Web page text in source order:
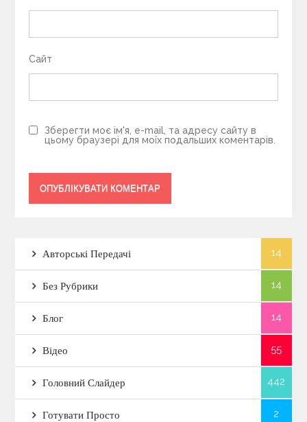
Сайт
Зберегти моє ім'я, e-mail, та адресу сайту в
цьому браузері для моїх подальших коментарів.
Авторські Передачі 14
Без Рубрики 14
Блог 14
Відео 55
Головний Слайдер 442
Готувати Просто 2